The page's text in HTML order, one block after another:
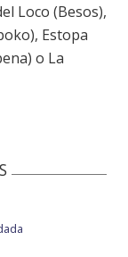
Loco (Besos),
Estopa
o La